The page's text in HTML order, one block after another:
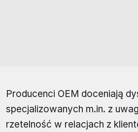
Producenci OEM doceniają
specjalizowanych m.in. z
rzetelność w relacjach z